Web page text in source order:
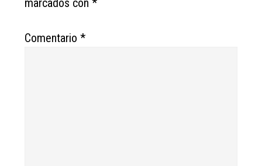
marcados con*
Comentario*